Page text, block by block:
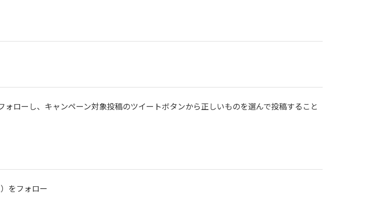
ローし、キャンペーン対象投稿のツイートボタンから正しいものを選んで投稿すること
をフォロー